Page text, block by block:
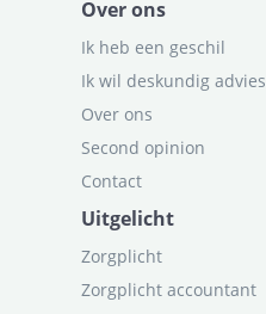
Over ons
Ik heb een geschil
Ik wil deskundig advies
Over ons
Second opinion
Contact
Uitgelicht
Zorgplicht
Zorgplicht accountant